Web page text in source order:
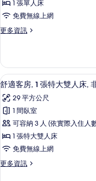
客
房
的
相
片
房,
相
連
客
情
房,
張
人
床,
非
吸
煙
房
的
所
有
1 張單人床
免費無線上網
更多資訊
更
客
房,
1
單
人
床,
非
吸
煙
房
的
顯
示
舒
適
客
房,
張
4
舒適客房, 1 張特大雙人床,
29 平方公尺
1 間臥室
可容納 3 人 (依實際入住人
1 張特大雙人床
免費無線上網
更多資訊
更